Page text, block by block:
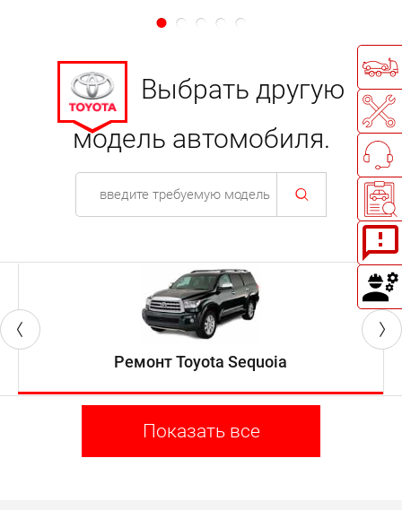
Выбрать другую
модель автомобиля.
Ремонт Toyota Sequoia
Показать все